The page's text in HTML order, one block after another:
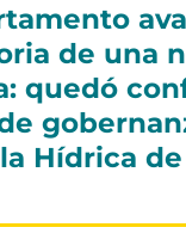
de una
quedó
Hídrica de